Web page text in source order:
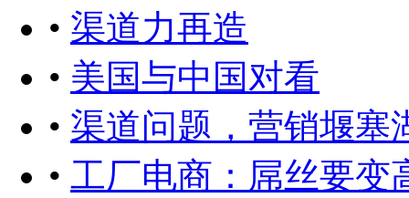
• 渠道力再造
• 美国与中国对看
• 渠道问题，营销堰塞
• 工厂电商：屌丝要变